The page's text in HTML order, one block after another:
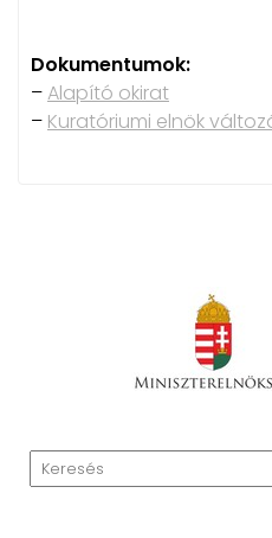
Dokumentumok:
–Alapító okirat
– Kuratóriumi elnök